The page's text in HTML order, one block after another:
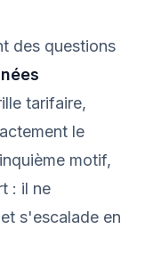
des questions
tarifaire,
le
motif,
: il ne
s'escalade en